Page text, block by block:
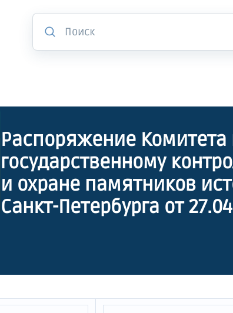
Распоряжение Комитета
государственному
и охране памятников
Санкт-Петербурга от
объекта культурного
Захаровых"